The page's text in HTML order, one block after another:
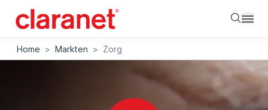
Home > Markten > Zorg